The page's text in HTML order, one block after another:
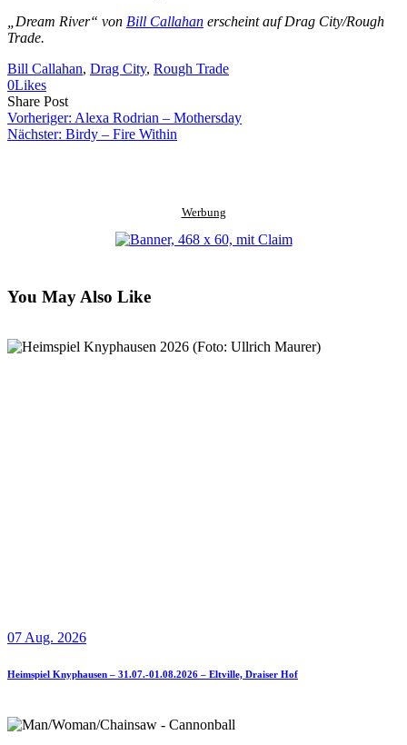
„Dream River“ von Bill Callahan erscheint auf Drag City/Rough
Trade.
Bill Callahan, Drag City, Rough Trade
0Likes
Share PostShare
on
Facebook
Copy
URL
to
Send
Link
via
Vorheriger: Alexa Rodrian – Mothersday
Nächster: Birdy – Fire Within
Werbung
You May Also Like
07 Aug. 2026
Heimspiel Knyphausen – 31.07.-01.08.2026 – Eltville, Draiser Hof